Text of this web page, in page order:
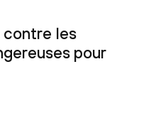
contre les
pour